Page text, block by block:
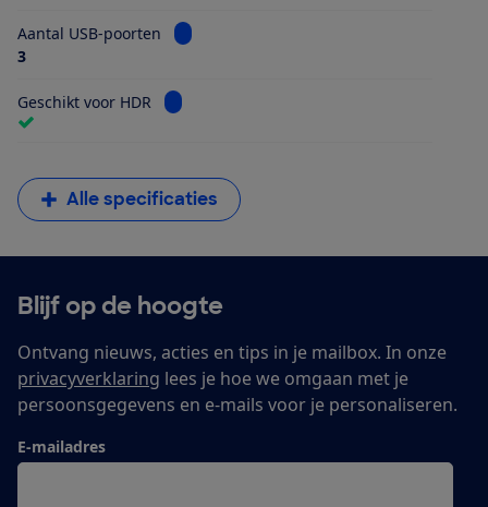
Aantal USB-poorten
Bekijk informatie voor Aantal USB-poorten
3
Geschikt voor HDR Bekijk informatie voor Geschikt voor HDR
Alle specificaties
Blijf op de hoogte
Ontvang nieuws, acties en tips in je mailbox. In onze
privacyverklaring lees je hoe we omgaan met je
persoonsgegevens en e-mails voor je personaliseren.
E-mailadres